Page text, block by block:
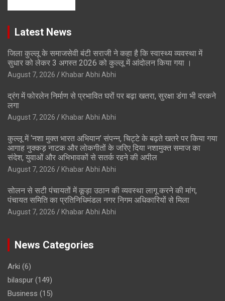
Latest News
जिला कुल्लू के समाजसेवी बंटी सराजी ने कहा है कि स्वास्थ्य व्यवस्था में
सुधार को लेकर 3 अगस्त 2026 को कुल्लू में आंदोलन किया गया ।
August 7, 2026 Khabar Abhi Abhi
द्रंग में फोरलेन निर्माण से प्रभावित घरों पर बढ़ा खतरा, सुरक्षा डंगा भी दरकने
लगा
August 7, 2026 Khabar Abhi Abhi
कुल्लू में ‘नशा मुक्त भारत अभियान’ संपन्न, चिट्टे के बढ़ते खतरे पर किया गया
आगाह नुक्कड़ नाटक और लोकगीतों के जरिए दिया नशामुक्त समाज का
संदेश, युवाओं और अभिभावकों से सतर्क रहने की अपील
August 7, 2026 Khabar Abhi Abhi
सोलन से सटी पंचायतों में कूड़ा उठान की व्यवस्था लागू करने की मांग,
पंचायत समिति का प्रतिनिधिमंडल नगर निगम अधिकारियों से मिला
August 7, 2026 Khabar Abhi Abhi
News Categories
Arki (6)
bilaspur (149)
Business (15)